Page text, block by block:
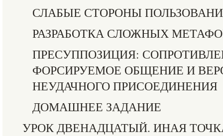
СЛАБЫЕ СТОРОНЫ
РАЗРАБОТКА СЛОЖНЫХ
ПРЕСУППОЗИЦИЯ:
ФОРСИРУЕМОЕ ОБЩЕНИЕ И
НЕУДАЧНОГО ПРИСОЕДИНЕНИЯ
ДОМАШНЕЕ ЗАДАНИЕ
УРОК ДВЕНАДЦАТЫЙ. ИНАЯ